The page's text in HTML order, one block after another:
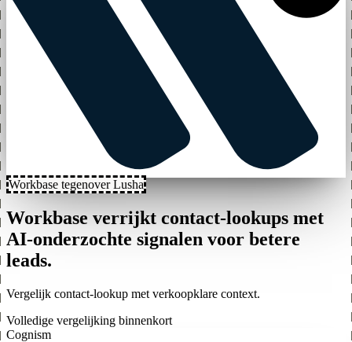
Workbase tegenover Lusha
Workbase verrijkt contact-lookups met
AI-onderzochte signalen voor betere
leads.
Vergelijk contact-lookup met verkoopklare context.
Volledige vergelijking binnenkort
Cognism